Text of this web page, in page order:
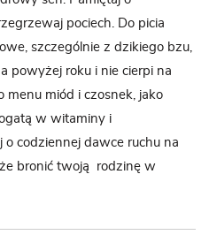
pociech. Do picia
szczególnie z dzikiego bzu,
powyżej roku i nie cierpi na
menu miód i czosnek, jako
w witaminy i
o codziennej dawce ruchu na
bronić twoją rodzinę w